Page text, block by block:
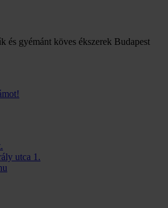
és gyémánt köves ékszerek Budapest
utca 1.